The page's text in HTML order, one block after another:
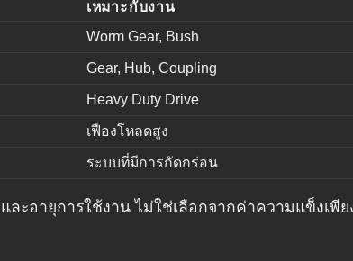
เหมาะกับงาน
Worm Gear, Bush
Gear, Hub, Coupling
Heavy Duty Drive
เฟืองโหลดสูง
ระบบที่มีการกัดกร่อน
ะอายุการใช้งาน ไม่ใช่เลือกจากค่าความแข็งเพีย